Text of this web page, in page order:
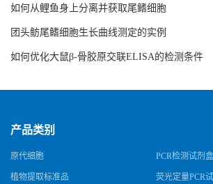
略的细节
如何从鲤鱼身上分离并获取尾鳍细胞
团头鲂尾鳍细胞生长曲线测定的实例
如何优化大鼠β-骨胶原交联ELISA的检测条件
产品类别
原代细胞 PCR检测试剂盒
植物提取标准品 荧光定量PCR